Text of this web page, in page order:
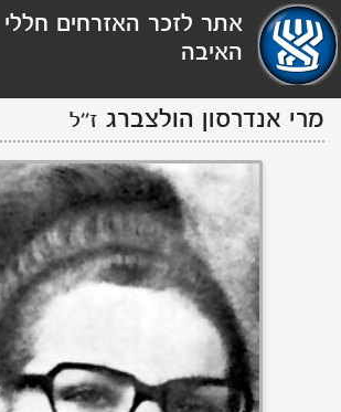
תפריט
נגישות
אתר לזכר האזרחים חללי
האיבה
מרי אנדרסון הולצברג ז''ל